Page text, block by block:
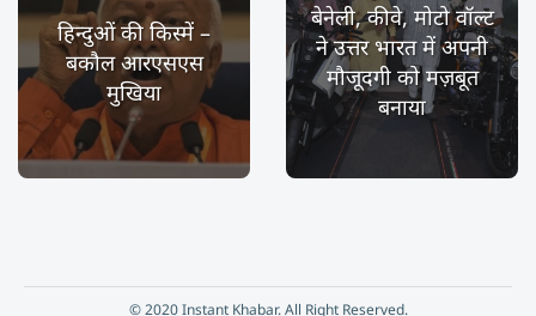
हिन्दुओं की किस्में –
बकौल आरएसएस
मुखिया
बेनेली, कीवे, मोटो वॉल्ट
ने उत्तर भारत में अपनी
मौजूदगी को मज़बूत
बनाया
© 2020 Instant Khabar. All Right Reserved.